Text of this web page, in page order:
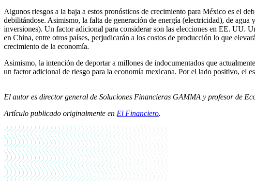
Algunos riesgos a la baja a estos pronósticos de crecimiento para México es el
debilitándose. Asimismo, la falta de generación de energía (electricidad), de
inversiones). Un factor adicional para considerar son las elecciones en EE. UU.
en China, entre otros países, perjudicarán a los costos de producción lo que
crecimiento de la economía.
Asimismo, la intención de deportar a millones de indocumentados que
un factor adicional de riesgo para la economía mexicana. Por el lado positivo, el
El autor es director general de Soluciones Financieras GAMMA y profesor de
Artículo publicado originalmente en El Financiero.